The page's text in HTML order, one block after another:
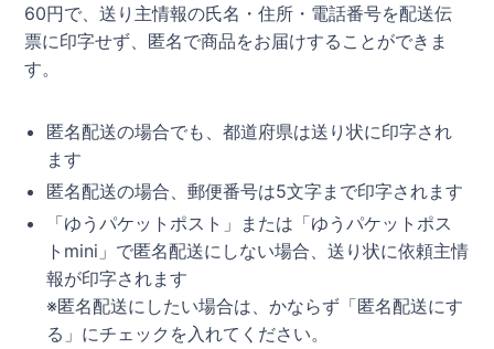
60円で、送り主情報の氏名・住所・電話番号を配送伝
票に印字せず、匿名で商品をお届けすることができま
す。
匿名配送の場合でも、都道府県は送り状に印字され
ます
匿名配送の場合、郵便番号は5文字まで印字されます
「ゆうパケットポスト」または「ゆうパケットポス
トmini」で匿名配送にしない場合、送り状に依頼主情
報が印字されます
※匿名配送にしたい場合は、かならず「匿名配送にす
る」にチェックを入れてください。